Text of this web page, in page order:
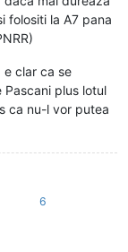
folositi la A7 pana
e clar ca se
Pascani plus lotul
ca nu-l vor putea
6